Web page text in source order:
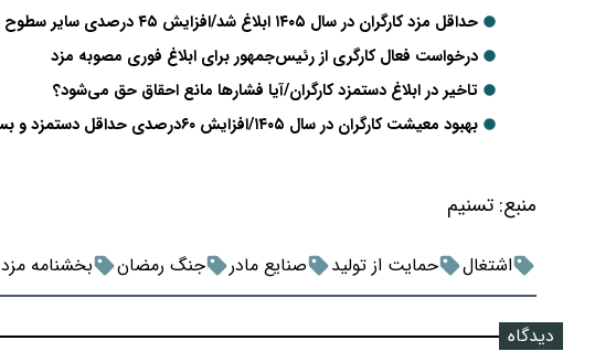
حداقل مزد کارگران در سال ۱۴۰۵ ابلاغ شد/افزایش ۴۵ درصدی سایر سطوح مزدی
درخواست فعال کارگری از رئیس‌جمهور برای ابلاغ فوری مصوبه مزد
تاخیر در ابلاغ دستمزد کارگران/آیا فشارها مانع احقاق حق می‌شود؟
بهبود معیشت کارگران در سال ۱۴۰۵/افزایش ۶۰درصدی حداقل دستمزد و بسته‌های حمایتی پساجنگ
منبع: تسنیم
اشتغال حمایت از تولید صنایع مادر جنگ رمضان بخشنامه مزد
دیدگاه